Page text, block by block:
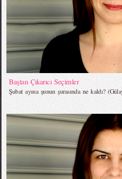
Baştan Çıkarıcı Seçimler
Şubat ayına şunun şurasında ne kaldı?